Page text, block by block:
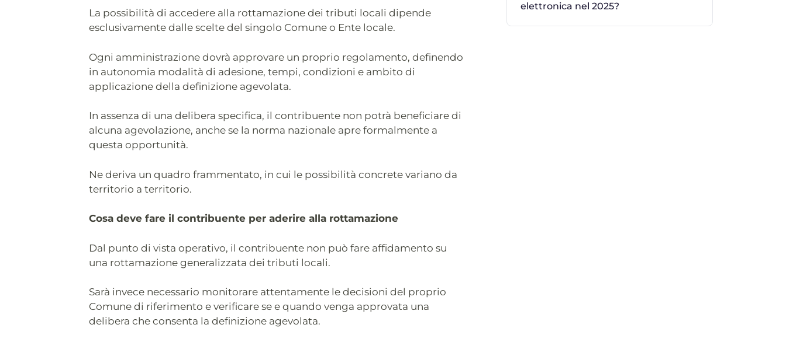
La possibilità di accedere alla rottamazione dei tributi locali dipende
esclusivamente dalle scelte del singolo Comune o Ente locale.
Ogni amministrazione dovrà approvare un proprio regolamento, definendo
in autonomia modalità di adesione, tempi, condizioni e ambito di
applicazione della definizione agevolata.
In assenza di una delibera specifica, il contribuente non potrà beneficiare di
alcuna agevolazione, anche se la norma nazionale apre formalmente a
questa opportunità.
Ne deriva un quadro frammentato, in cui le possibilità concrete variano da
territorio a territorio.
Cosa deve fare il contribuente per aderire alla rottamazione
Dal punto di vista operativo, il contribuente non può fare affidamento su
una rottamazione generalizzata dei tributi locali.
Sarà invece necessario monitorare attentamente le decisioni del proprio
Comune di riferimento e verificare se e quando venga approvata una
delibera che consenta la definizione agevolata.
elettronica nel 2025?